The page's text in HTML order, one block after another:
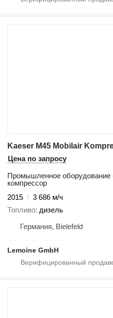
Цена по запросу
Промышленное оборудование
компрессор
2015
3 686 м/ч
Топливо дизель
Германия, Bielefeld
Lemoine GmbH